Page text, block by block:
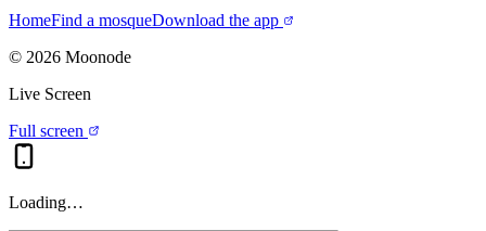
HomeFind a mosqueDownload the app
© 2026 Moonode
Live Screen
Full screen
Loading…